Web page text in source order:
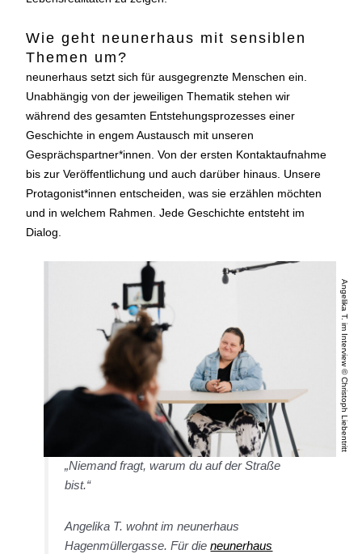
Wie geht neunerhaus mit sensiblen
Themen um?
neunerhaus setzt sich für ausgegrenzte Menschen ein.
Unabhängig von der jeweiligen Thematik stehen wir
während des gesamten Entstehungsprozesses einer
Geschichte in engem Austausch mit unseren
Gesprächspartner*innen. Von der ersten Kontaktaufnahme
bis zur Veröffentlichung und auch darüber hinaus. Unsere
Protagonist*innen entscheiden, was sie erzählen möchten
und in welchem Rahmen. Jede Geschichte entsteht im
Dialog.
Angelika T. im Interview © Christoph Liebentritt
„Niemand fragt, warum du auf der Straße
bist.“
Angelika T. wohnt im neunerhaus
Hagenmüllergasse. Für dieneunerhaus